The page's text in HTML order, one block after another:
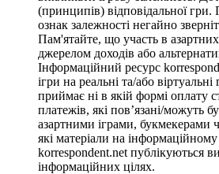
(принципів) відповідальної
ознак залежності негайно
Пам'ятайте, що участь в
джерелом доходів або
Інформаційний ресурс
ігри на реальні та/або
приймає ні в якій формі оплату
платежів, які пов’язані/можуть
азартними іграми, букмекерами
які матеріали на інформаційному
korrespondent.net публікуються
інформаційних цілях.